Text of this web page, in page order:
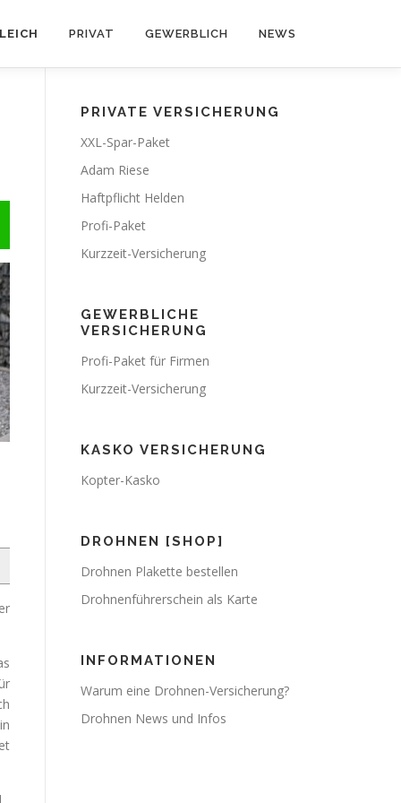
PRIVAT GEWERBLICH NEWS
PRIVATE VERSICHERUNG
XXL-Spar-Paket
Adam Riese
Haftpflicht Helden
Profi-Paket
Kurzzeit-Versicherung
GEWERBLICHE
VERSICHERUNG
Profi-Paket für Firmen
Kurzzeit-Versicherung
KASKO VERSICHERUNG
Kopter-Kasko
DROHNEN [SHOP]
Drohnen Plakette bestellen
Drohnenführerschein als Karte
INFORMATIONEN
Warum eine Drohnen-Versicherung?
Drohnen News und Infos